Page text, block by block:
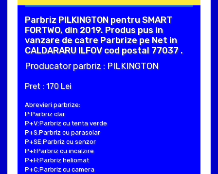
Parbriz PILKINGTON pentru SMART
FORTWO, din 2019. Produs pus in
vanzare de catre Parbrize pe Net in
CALDARARU ILFOV cod postal 77037 .
Producator parbriz : PILKINGTON
Pret : 170 Lei
Abrevieri parbrize:
P:Parbriz clar
P+V:Parbriz cu tenta verde
P+S:Parbriz cu parasolar
P+SE:Parbriz cu senzor
P+I:Parbriz cu incalzire
P+H:Parbriz heliomat
P+C:Parbriz cu camera